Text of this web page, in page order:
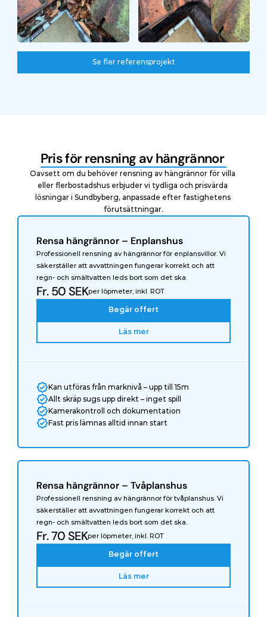
Se fler referensprojekt
Pris för rensning av hängrännor
Oavsett om du behöver rensning av hängrännor för villa
eller flerbostadshus erbjuder vi tydliga och prisvärda
lösningar i Sundbyberg, anpassade efter fastighetens
förutsättningar.
Rensa hängrännor – Enplanshus
Professionell rensning av hängrännor för enplansvillor. Vi
säkerställer att avvattningen fungerar korrekt och att
regn- och smältvatten leds bort som det ska.
Fr. 50 SEKper löpmeter, inkl. ROT
Begär offert
Läs mer
Kan utföras från marknivå – upp till 15m
Allt skräp sugs upp direkt – inget spill
Kamerakontroll och dokumentation
Fast pris lämnas alltid innan start
Rensa hängrännor – Tvåplanshus
Professionell rensning av hängrännor för tvåplanshus. Vi
säkerställer att avvattningen fungerar korrekt och att
regn- och smältvatten leds bort som det ska.
Fr. 70 SEKper löpmeter, inkl. ROT
Begär offert
Läs mer